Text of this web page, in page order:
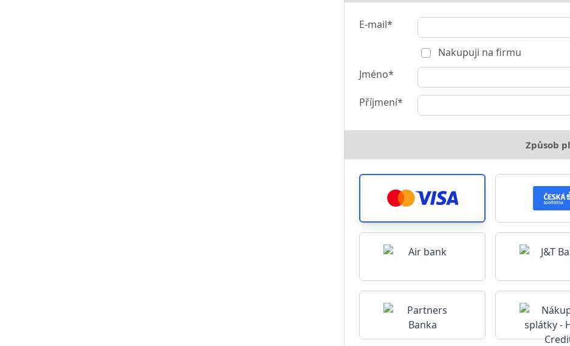
E-mail*
Nakupuji na firmu
Jméno*
Příjmení*
Způsob